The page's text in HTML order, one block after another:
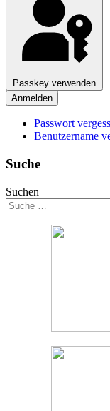
Passkey verwenden
Anmelden
Passwort
Benutzername
Suche
Suchen